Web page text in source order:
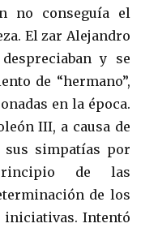
no conseguía el
El zar Alejandro
y se
de “hermano”,
en la época.
III, a causa de
sus simpatías por
de las
de los
iniciativas. Intentó